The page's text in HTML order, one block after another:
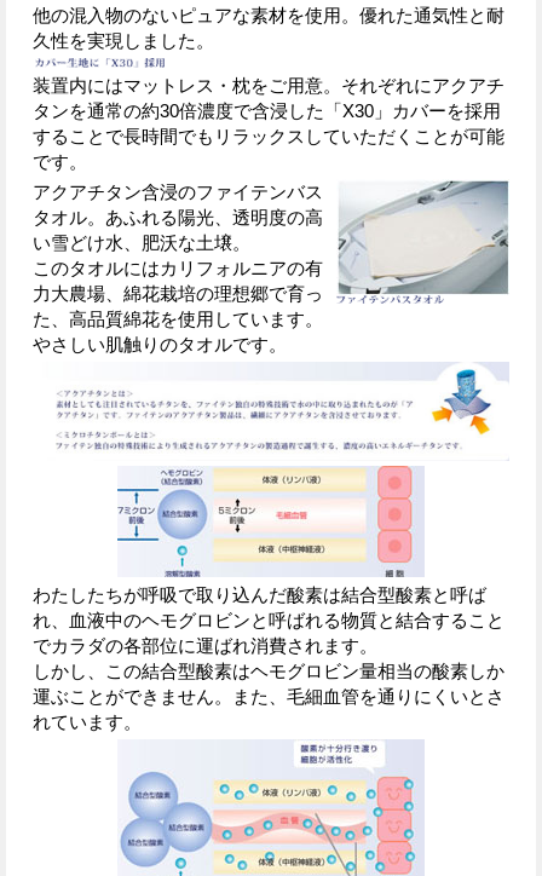
他の混入物のないピュアな素材を使用。優れた通気性と耐
久性を実現しました。
装置内にはマットレス・枕をご用意。それぞれにアクアチ
タンを通常の約30倍濃度で含浸した「X30」カバーを採用
することで長時間でもリラックスしていただくことが可能
です。
アクアチタン含浸のファイテンバス
タオル。あふれる陽光、透明度の高
い雪どけ水、肥沃な土壌。
このタオルにはカリフォルニアの有
力大農場、綿花栽培の理想郷で育っ
た、高品質綿花を使用しています。
やさしい肌触りのタオルです。
わたしたちが呼吸で取り込んだ酸素は結合型酸素と呼ば
れ、血液中のヘモグロビンと呼ばれる物質と結合すること
でカラダの各部位に運ばれ消費されます。
しかし、この結合型酸素はヘモグロビン量相当の酸素しか
運ぶことができません。また、毛細血管を通りにくいとさ
れています。